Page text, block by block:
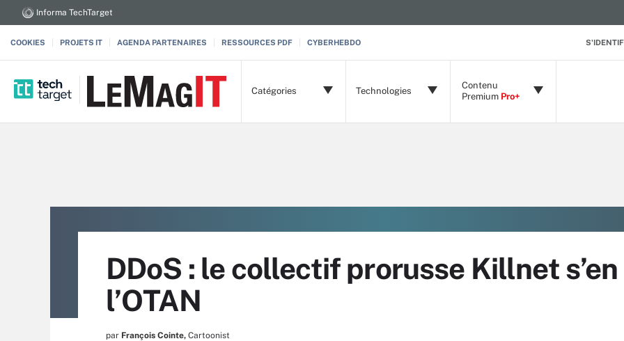
Informa TechTarget
COOKIES PROJETS IT AGENDA PARTENAIRES RESSOURCES PDF CYBERHEBDO
Catégories Technologies
Contenu
Premium Pro+
DDoS : le collectif prorusse Killnet
l’OTAN
par François Cointe, Cartoonist